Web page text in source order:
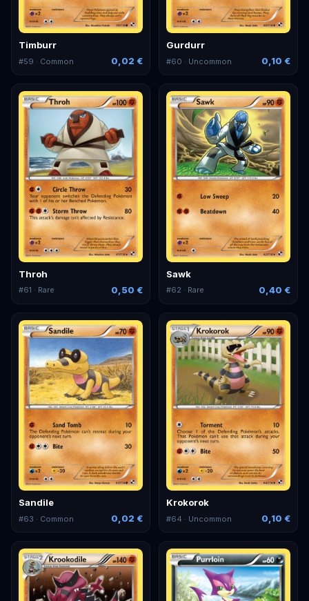
Timburr
#59 · Common 0,02 €
Gurdurr
#60 · Uncommon 0,10 €
Throh
#61 · Rare 0,50 €
Sawk
#62 · Rare 0,40 €
Sandile
#63 · Common 0,02 €
Krokorok
#64 · Uncommon 0,10 €